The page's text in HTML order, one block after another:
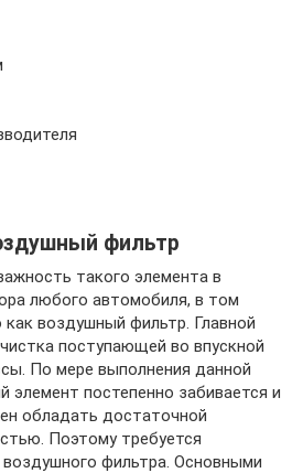
фильтр
такого элемента в
любого автомобиля, в том
воздушный фильтр. Главной
поступающей во впускной
По мере выполнения данной
постепенно забивается и
обладать достаточной
Поэтому требуется
фильтра. Основными